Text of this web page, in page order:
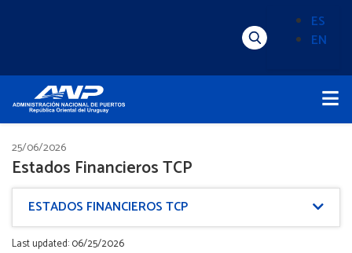
idioma
(Content)
ES
EN
Menú
Principal
25/06/2026
Estados Financieros TCP
ESTADOS FINANCIEROS TCP
Last updated: 06/25/2026